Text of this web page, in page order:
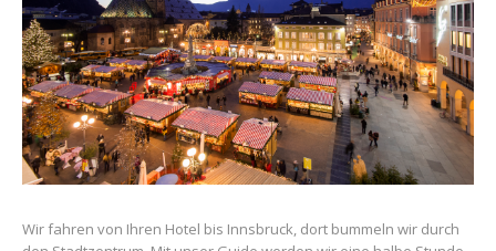
Wir fahren von Ihren Hotel bis Innsbruck, dort bummeln wir durch